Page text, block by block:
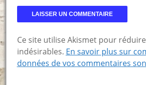
Ce site utilise Akismet pour
indésirables. En savoir plus sur
données de vos commentaires